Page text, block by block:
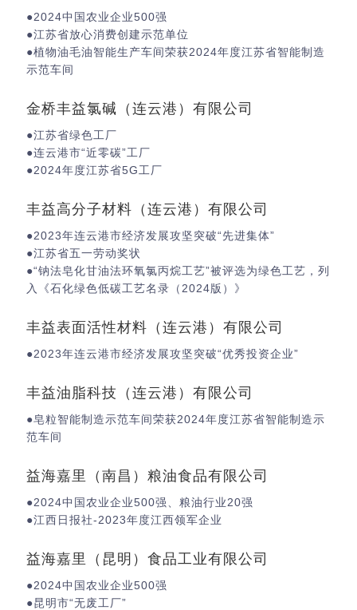
●2024中国农业企业500强
●江苏省放心消费创建示范单位
●植物油毛油智能生产车间荣获2024年度江苏省智能制造
示范车间
金桥丰益氯碱（连云港）有限公司
●江苏省绿色工厂
●连云港市“近零碳”工厂
●2024年度江苏省5G工厂
丰益高分子材料（连云港）有限公司
●2023年连云港市经济发展攻坚突破“先进集体”
●江苏省五一劳动奖状
●“钠法皂化甘油法环氧氯丙烷工艺”被评选为绿色工艺，列
入《石化绿色低碳工艺名录（2024版）》
丰益表面活性材料（连云港）有限公司
●2023年连云港市经济发展攻坚突破“优秀投资企业”
丰益油脂科技（连云港）有限公司
●皂粒智能制造示范车间荣获2024年度江苏省智能制造示
范车间
益海嘉里（南昌）粮油食品有限公司
●2024中国农业企业500强、粮油行业20强
●江西日报社-2023年度江西领军企业
益海嘉里（昆明）食品工业有限公司
●2024中国农业企业500强
●昆明市“无废工厂”